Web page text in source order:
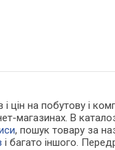
і цін на побутову і
магазинах. В
, пошук товару за
і багато іншого.